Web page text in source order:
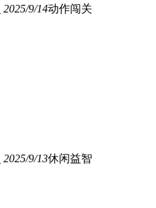
2025/9/14动作闯关
2025/9/13休闲益智